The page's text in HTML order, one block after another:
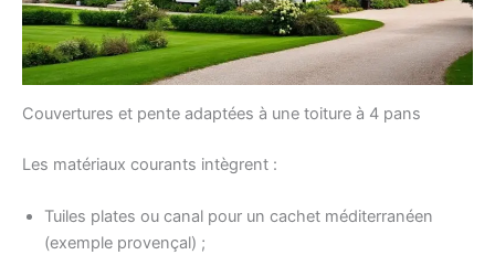
Couvertures et pente adaptées à une toiture à 4 pans
Les matériaux courants intègrent :
Tuiles plates ou canal pour un cachet méditerranéen
(exemple provençal) ;